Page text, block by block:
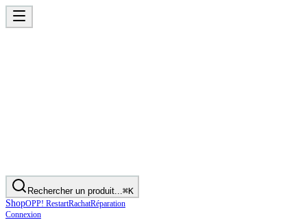
Rechercher un produit...⌘K
ShopOPP! RestartRachatRéparation
Connexion